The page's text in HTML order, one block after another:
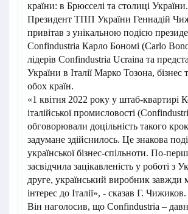
країни: в Брюсселі та столиці України.
Президент ТПП України Геннадій
привітав з унікальною подією
Confindustria Карло Бономі (Carlo
лідерів Confindustria Ucraina та
України в Італії Марко Тозона, бізнес
обох країн.
«1 квітня 2022 року у штаб-квартирі
італійської промисловості
обговорювали доцільність такого
задумане здійснилось. Це знакова
української бізнес-спільноти. По-
засвідчила зацікавленість у роботі з
друге, український виробник завжди
інтерес до Італії», - сказав Г. Чижиков.
Він наголосив, що Confindustria –